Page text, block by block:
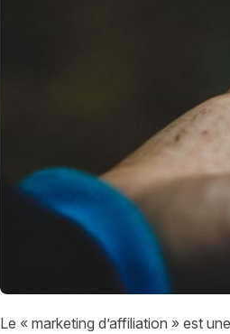
Le « marketing d’affiliation » est